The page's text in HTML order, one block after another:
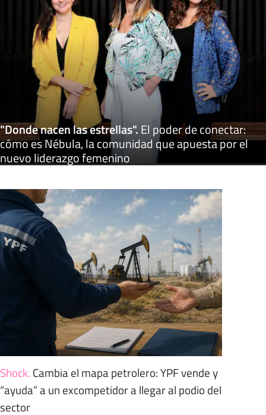
"Donde nacen las estrellas".El poder de conectar:
cómo es Nébula, la comunidad que apuesta por el
nuevo liderazgo femenino
Shock. Cambia el mapa petrolero: YPF vende y
“ayuda” a un excompetidor a llegar al podio del
sector